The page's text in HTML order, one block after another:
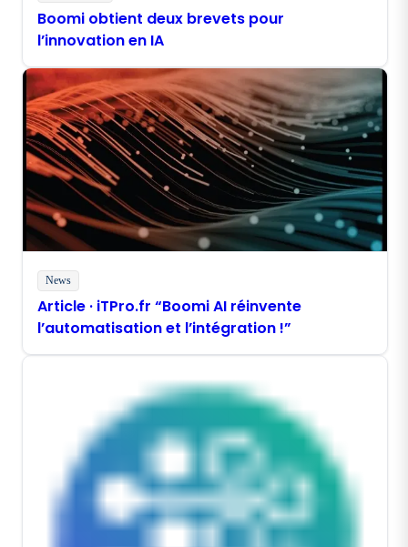
Boomi obtient deux brevets pour
l’innovation en IA
News
Article · iTPro.fr “Boomi AI réinvente
l’automatisation et l’intégration !”